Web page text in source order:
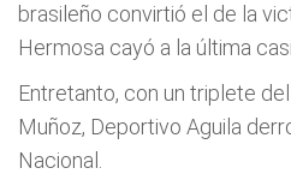
brasileño convirtió el de la
Hermosa cayó a la última
Entretanto, con un triplete
Muñoz, Deportivo Aguila
Nacional.